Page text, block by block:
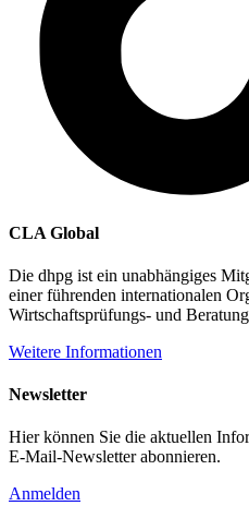
CLA Global
Die dhpg ist ein unabhängiges
einer führenden internationalen
Wirtschaftsprüfungs- und
Weitere Informationen
Newsletter
Hier können Sie die aktuellen
E-Mail-Newsletter abonnieren.
Anmelden